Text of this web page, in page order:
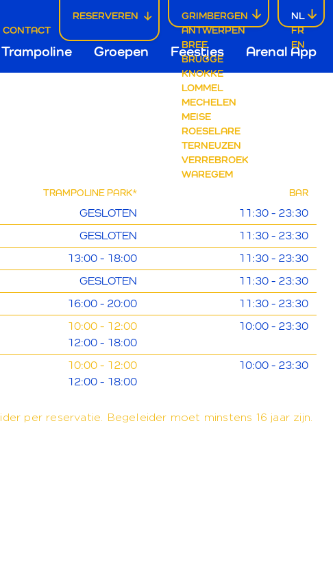
CONTACT
RESERVEREN
ANTWERPEN
BREE
BRUGGE
GRIMBERGEN
KNOKKE
LOMMEL
MECHELEN
MEISE
ROESELARE
TERNEUZEN
VERREBROEK
WAREGEM
NL
FR
EN
Trampoline Groepen Feestjes Arenal App
TRAMPOLINE PARK* BAR
GESLOTEN
11:30 - 23:30
GESLOTEN
11:30 - 23:30
13:00 - 18:00
11:30 - 23:30
GESLOTEN
11:30 - 23:30
16:00 - 20:00
11:30 - 23:30
10:00 - 12:00
12:00 - 18:00
10:00 - 23:30
10:00 - 12:00
12:00 - 18:00
10:00 - 23:30
per reservatie. Begeleider moet minstens 16 jaar zijn.